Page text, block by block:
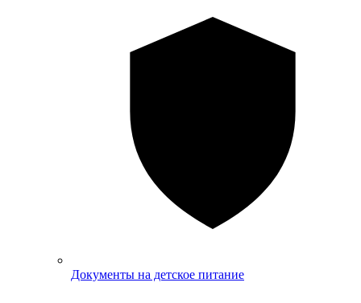
Документы на детское питание